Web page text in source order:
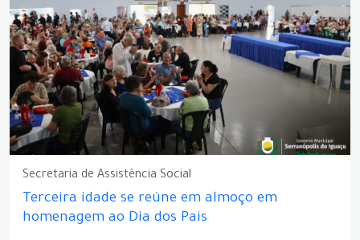
Secretaria de Assistência Social
Terceira idade se reúne em almoço em
homenagem ao Dia dos Pais